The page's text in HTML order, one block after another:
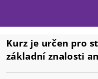
Kurz je určen pro
základní znalosti